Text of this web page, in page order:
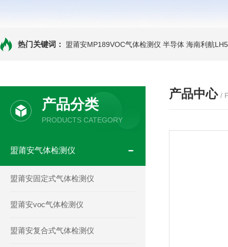
热门关键词： 盟莆安MP189VOC气体检测仪 半导体 海南利航
产品分类
PRODUCTS CATEGORY
盟莆安气体检测仪
盟莆安固定式气体检测仪
盟莆安voc气体检测仪
盟莆安复合式气体检测仪
产品中心 /